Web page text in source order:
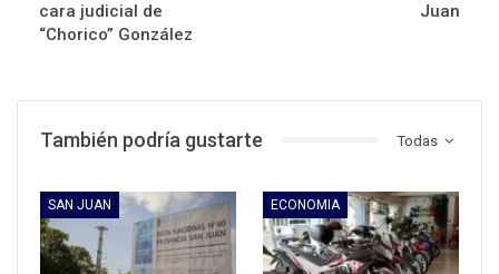
cara judicial de
“Chorico” González
Juan
Todas
También podría gustarte
SAN JUAN ECONOMIA